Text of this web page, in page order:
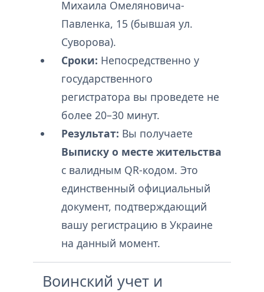
Михаила Омеляновича-
Павленка, 15 (бывшая ул.
Суворова).
Сроки: Непосредственно у
государственного
регистратора вы проведете не
более 20–30 минут.
Результат: Вы получаете
Выписку о месте жительства
с валидным QR-кодом. Это
единственный официальный
документ, подтверждающий
вашу регистрацию в Украине
на данный момент.
Воинский учет и